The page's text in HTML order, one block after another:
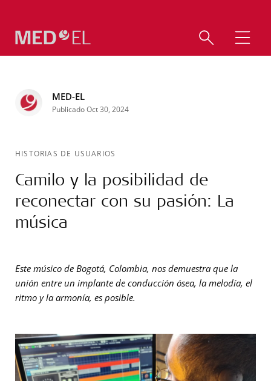
MED-EL
Publicado Oct 30, 2024
HISTORIAS DE USUARIOS
Camilo y la posibilidad de
reconectar con su pasión: La
música
Este músico de Bogotá, Colombia, nos demuestra que la
unión entre un implante de conducción ósea, la melodía, el
ritmo y la armonía, es posible.